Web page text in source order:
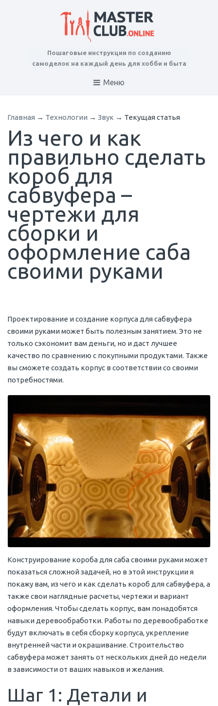
Пошаговые инструкции по созданию
самоделок на каждый день для хобби и быта
Меню
Главная → Технологии → Звук → Текущая статья
Из чего и как
правильно сделать
короб для
сабвуфера –
чертежи для
сборки и
оформление саба
своими руками
Проектирование и создание корпуса для сабвуфера
своими руками может быть полезным занятием. Это не
только сэкономит вам деньги, но и даст лучшее
качество по сравнению с покупными продуктами. Также
вы сможете создать корпус в соответствии со своими
потребностями.
Конструирование короба для саба своими руками может
показаться сложной задачей, но в этой инструкции я
покажу вам, из чего и как сделать короб для сабвуфера, а
также свои наглядные расчеты, чертежи и вариант
оформления. Чтобы сделать корпус, вам понадобятся
навыки деревообработки. Работы по деревообработке
будут включать в себя сборку корпуса, укрепление
внутренней части и окрашивание. Строительство
сабвуфера может занять от нескольких дней до недели
в зависимости от ваших навыков и желания.
Шаг 1: Детали и